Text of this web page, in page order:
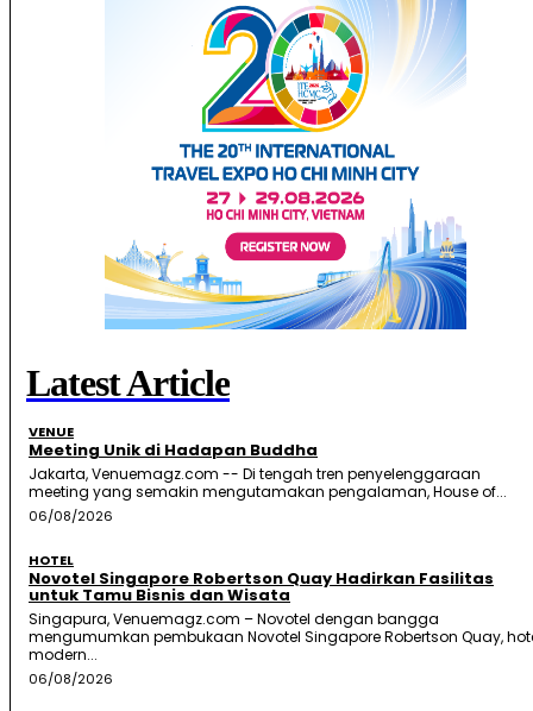
Latest Article
VENUE
Meeting Unik di Hadapan Buddha
Jakarta, Venuemagz.com -- Di tengah tren penyelenggaraan
meeting yang semakin mengutamakan pengalaman, House of...
06/08/2026
HOTEL
Novotel Singapore Robertson Quay Hadirkan Fasilitas
untuk Tamu Bisnis dan Wisata
Singapura, Venuemagz.com – Novotel dengan bangga
mengumumkan pembukaan Novotel Singapore Robertson Quay,
modern...
06/08/2026